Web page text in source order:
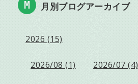
月別ブログアーカイブ
2026 (15)
2026/08 (1) 2026/07 (4)